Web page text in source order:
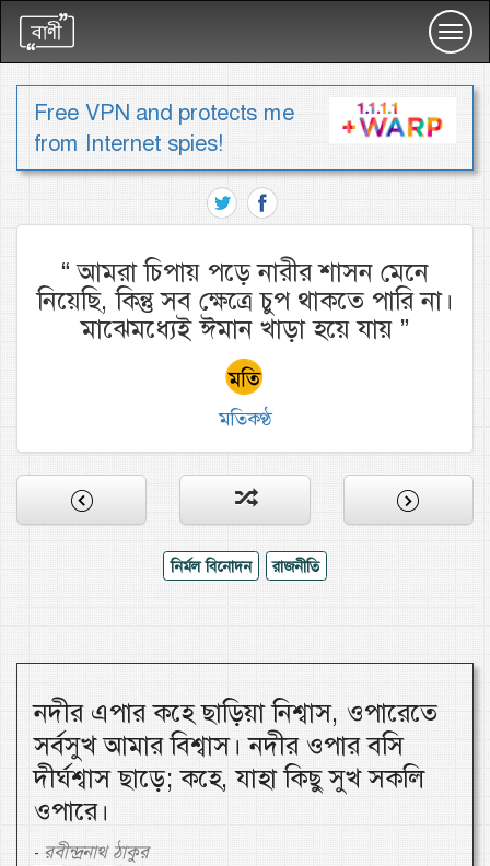
Free VPN and protects me
from Internet spies!
“আমরা চিপায় পড়ে নারীর শাসন মেনে
নিয়েছি, কিন্তু সব ক্ষেত্রে চুপ থাকতে পারি না।
মাঝেমধ্যেই ঈমান খাড়া হয়ে যায় ”
মতিকণ্ঠ
নির্মল বিনোদন রাজনীতি
নদীর এপার কহে ছাড়িয়া নিশ্বাস, ওপারেতে
সর্বসুখ আমার বিশ্বাস। নদীর ওপার বসি
দীর্ঘশ্বাস ছাড়ে; কহে, যাহা কিছু সুখ সকলি
ওপারে।
- রবীন্দ্রনাথ ঠাকুর